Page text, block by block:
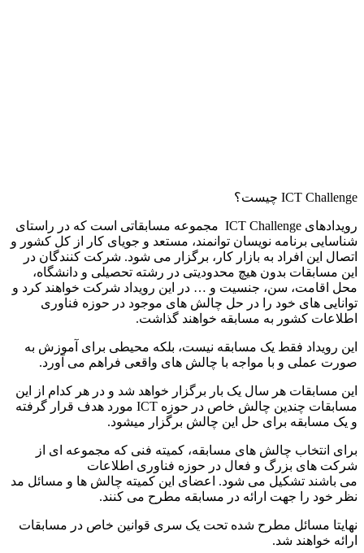
ICT Challenge چیست؟
رویدادهای ICT Challenge مجموعه مسابقاتی است که در راستای
شناسایی برنامه نویسان توانمند، مستعد و جویای کار از کل کشور و
اتصال این افراد به بازار کار، برگزار می شود. شرکت کنندگان در
این مسابقات بدون هیچ محدودیتی در رشته تحصیلی و دانشگاه،
محل اقامت، سن، جنسیت و … در این رویداد شرکت خواهند کرد و
توانایی های خود را در حل چالش های موجود در حوزه فناوری
اطلاعات کشور به مسابقه خواهند گذاشت.
این رویداد فقط یک مسابقه نیست، بلکه محیطی برای آموزش به
صورت عملی و با مواجه با چالش های واقعی فراهم می آورد.
این مسابقات هر سال یک بار برگزار خواهد شد و در هر کدام از این
مسابقات چندین چالش خاص در حوزه ICT مورد هدف قرار گرفته
و یک مسابقه برای حل این چالش برگزار میشود.
برای انتخاب چالش های مسابقه، کمیته فنی که مجموعه ای از
شرکت های بزرگ و فعال در حوزه فناوری اطلاعات
می باشند تشکیل می شود. اعضای این کمیته چالش ها و مسائل مد
نظر خود را جهت ارائه در مسابقه مطرح می کنند.
نهایتا مسائل مطرح شده تحت یک سری قوانین خاص در مسابقات
ارائه خواهند شد.